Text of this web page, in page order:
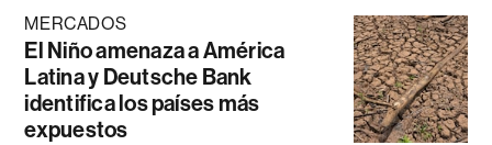
MERCADOS
El Niño amenaza a América
Latina y Deutsche Bank
identifica los países más
expuestos